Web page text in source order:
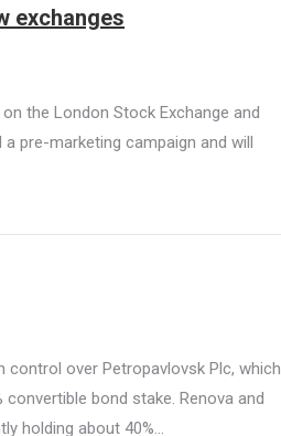
exchanges
the London Stock Exchange and
pre-marketing campaign and will
control over Petropavlovsk Plc, which
bond stake. Renova and
holding about 40%…